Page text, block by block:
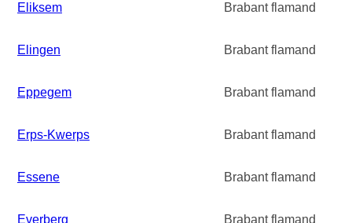
Eliksem Brabant flamand
Elingen Brabant flamand
Eppegem Brabant flamand
Erps-Kwerps Brabant flamand
Essene Brabant flamand
Everberg Brabant flamand